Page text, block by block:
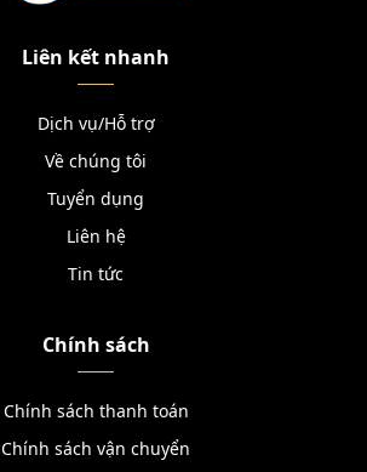
Liên kết nhanh
Dịch vụ/Hỗ trợ
Về chúng tôi
Tuyển dụng
Liên hệ
Tin tức
Chính sách
Chính sách thanh toán
Chính sách vận chuyển